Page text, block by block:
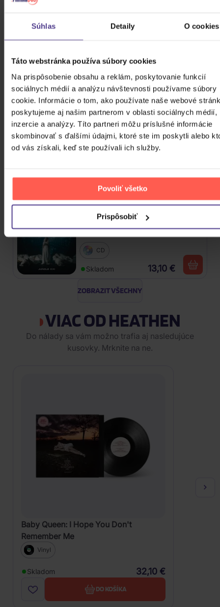
Súhlas Detaily O cookies
Táto webstránka používa súbory cookies
Na prispôsobenie obsahu a reklám, poskytovanie funkcií
sociálnych médií a analýzu návštevnosti používame súbory
cookie. Informácie o tom, ako používate naše webové
poskytujeme aj našim partnerom v oblasti sociálnych médií,
inzercie a analýzy. Títo partneri môžu príslušné informácie
skombinovať s ďalšími údajmi, ktoré ste im poskytli alebo
od vás získali, keď ste používali ich služby.
Povoliť všetko
Prispôsobiť
roky
CD
Skladom 16,30 €
Linkin Park: From Zero (Coloured
Vinyl
24,90 €
Traktor: Jungle XXI
CD
Skladom 13,10 €
ZOBRAZIT VŠECHNY
VIAC OD HEATHEN
Do nálady sa vám možno trafia aj nasledujúce
kusovky. Mrknite na ne.
Baby Queen: I Hope You Don't
Remember Me
Vinyl
Skladom 32,10 €
DO KOŠÍKA